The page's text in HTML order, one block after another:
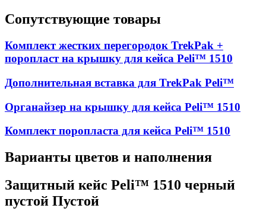
Сопутствующие товары
Комплект жестких перегородок TrekPak +
поропласт на крышку для кейса Peli™ 1510
Дополнительная вставка для TrekPak Peli™
Органайзер на крышку для кейса Peli™ 1510
Комплект поропласта для кейса Peli™ 1510
Варианты цветов и наполнения
Защитный кейс Peli™ 1510 черный
пустой Пустой